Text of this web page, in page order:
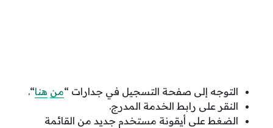
التوجه إلى صفحة التسجيل في جدارات “من هنا“.
النقر على رابط الخدمة المدرج.
الضغط على أيقونة مستخدم جديد من القائمة